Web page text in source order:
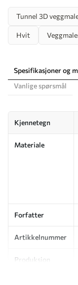
Tunnel 3D
Hvit
Spesifikasjoner og
Vanlige spørsmål
Kjennetegn
Materiale
Forfatter
Artikkelnummer
Produksjon